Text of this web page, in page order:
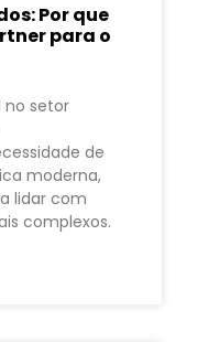
Por que
para o
no setor
de
moderna,
lidar com
complexos.